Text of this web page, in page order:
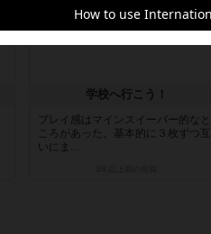
学校へ行こう！
プレイ感はマインスイーパー的なと
ころがあった。基本的に３枚ずつ互
いにま...